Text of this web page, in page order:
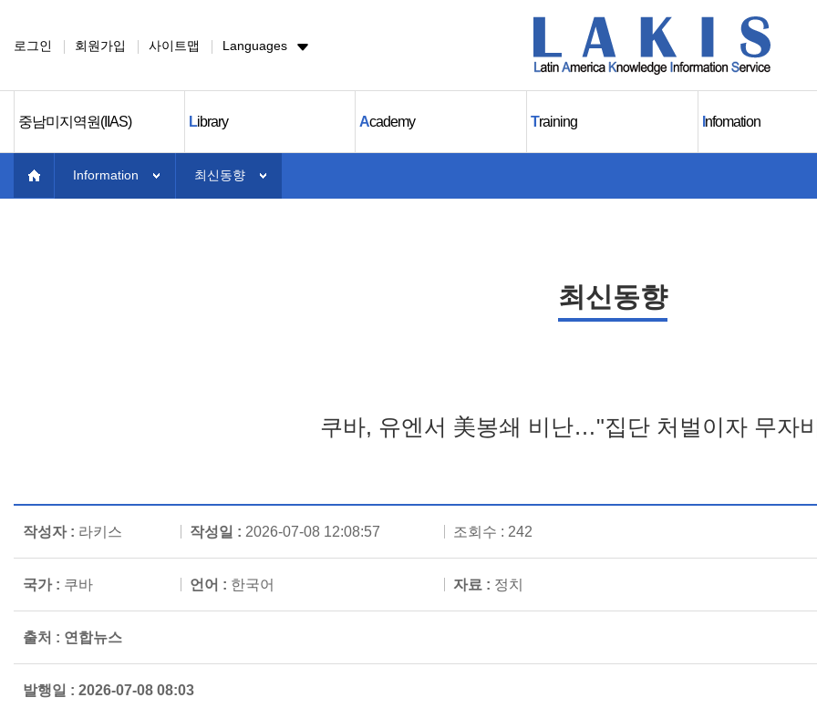
로그인 회원가입 사이트맵 Languages
중남미지역원(IIAS) Library Academy Training nfomation
Information 최신동향
최신동향
쿠바, 유엔서 美봉쇄 비난…"집단 처벌이자 무자
작성자 : 라키스 작성일 : 2026-07-08 12:08:57 조회수 : 242
국가 : 쿠바 언어 : 한국어 자료 : 정치
출처 : 연합뉴스
발행일 : 2026-07-08 08:03